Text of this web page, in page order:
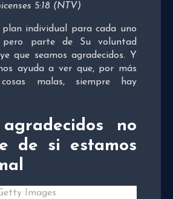
5:18 (NTV)
individual para cada uno
pero parte de Su voluntad
que seamos agradecidos. Y
ayuda a ver que, por más
malas, siempre hay
no
de si estamos
Images